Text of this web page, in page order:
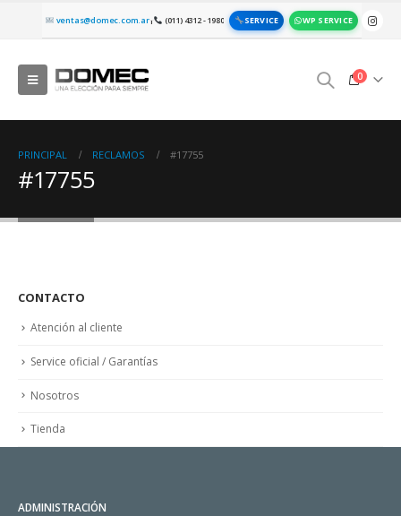
ventas@domec.com.ar| (011) 4312 - 1980 SERVICE WP SERVICE
0
PRINCIPAL RECLAMOS #17755
#17755
CONTACTO
Atención al cliente
Service oficial / Garantías
Nosotros
Tienda
ADMINISTRACIÓN